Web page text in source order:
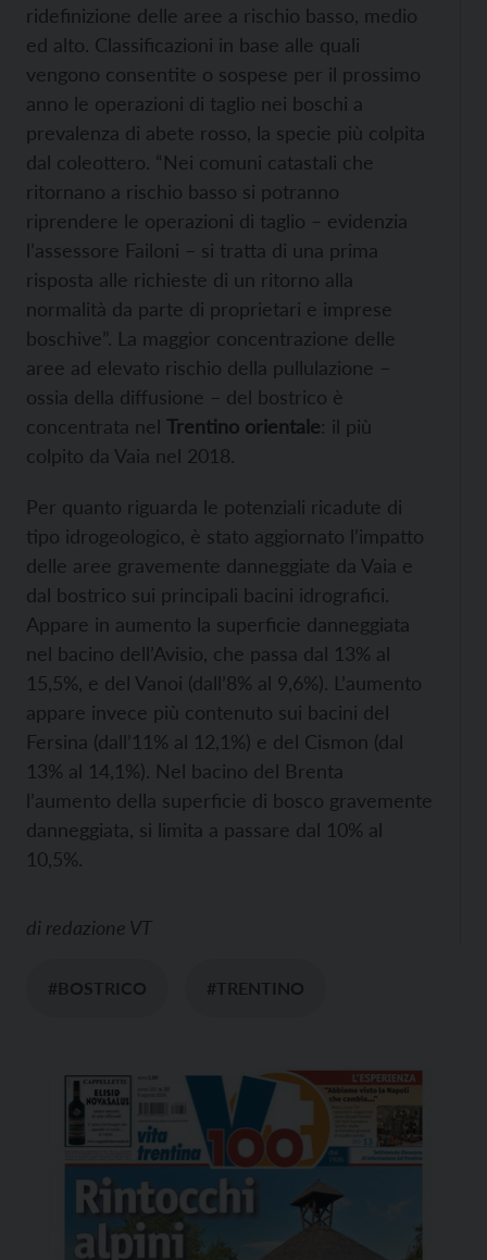
ridefinizione delle aree a rischio basso, medio
ed alto. Classificazioni in base alle quali
vengono consentite o sospese per il prossimo
anno le operazioni di taglio nei boschi a
prevalenza di abete rosso, la specie più colpita
dal coleottero. “Nei comuni catastali che
ritornano a rischio basso si potranno
riprendere le operazioni di taglio – evidenzia
l’assessore Failoni – si tratta di una prima
risposta alle richieste di un ritorno alla
normalità da parte di proprietari e imprese
boschive”. La maggior concentrazione delle
aree ad elevato rischio della pullulazione –
ossia della diffusione – del bostrico è
concentrata nel Trentino orientale: il più
colpito da Vaia nel 2018.
Per quanto riguarda le potenziali ricadute di
tipo idrogeologico, è stato aggiornato l’impatto
delle aree gravemente danneggiate da Vaia e
dal bostrico sui principali bacini idrografici.
Appare in aumento la superficie danneggiata
nel bacino dell’Avisio, che passa dal 13% al
15,5%, e del Vanoi (dall’8% al 9,6%). L’aumento
appare invece più contenuto sui bacini del
Fersina (dall’11% al 12,1%) e del Cismon (dal
13% al 14,1%). Nel bacino del Brenta
l’aumento della superficie di bosco gravemente
danneggiata, si limita a passare dal 10% al
10,5%.
di redazione VT
#BOSTRICO #TRENTINO